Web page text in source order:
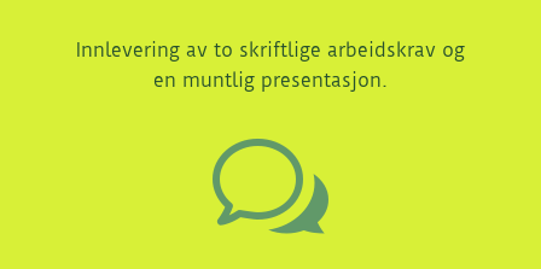
Innlevering av to skriftlige arbeidskrav og
en muntlig presentasjon.
w